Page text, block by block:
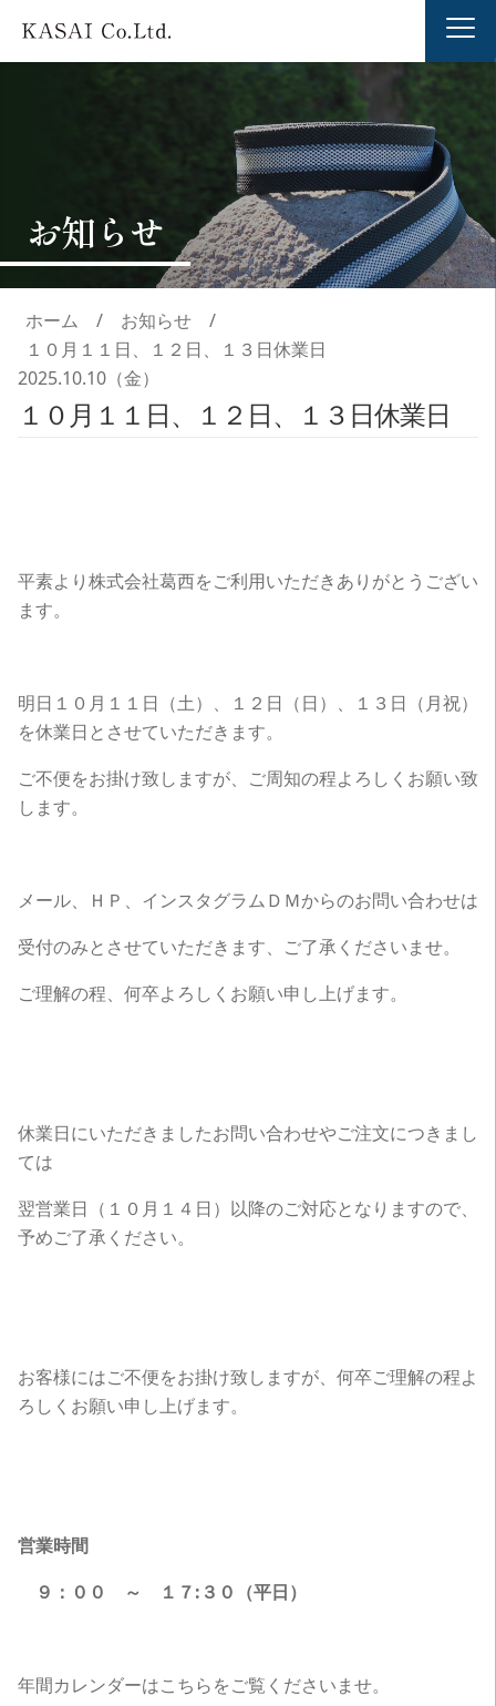
お知らせ
ホーム / お知らせ
/
１０月１１日、１２日、１３日休業日
2025.10.10（金）
１０月１１日、１２日、１３日休業日
平素より株式会社葛西をご利用いただきありがとうござい
ます。
明日１０月１１日（土）、１２日（日）、１３日（月祝）
を休業日とさせていただきます。
ご不便をお掛け致しますが、ご周知の程よろしくお願い致
します。
メール、ＨＰ、インスタグラムＤＭからのお問い合わせは
受付のみとさせていただきます、ご了承くださいませ。
ご理解の程、何卒よろしくお願い申し上げます。
休業日にいただきましたお問い合わせやご注文につきまし
ては
翌営業日（１０月１４日）以降のご対応となりますので、
予めご了承ください。
お客様にはご不便をお掛け致しますが、何卒ご理解の程よ
ろしくお願い申し上げます。
営業時間
９：００ ～ １７:３０（平日）
年間カレンダーはこちらをご覧くださいませ。